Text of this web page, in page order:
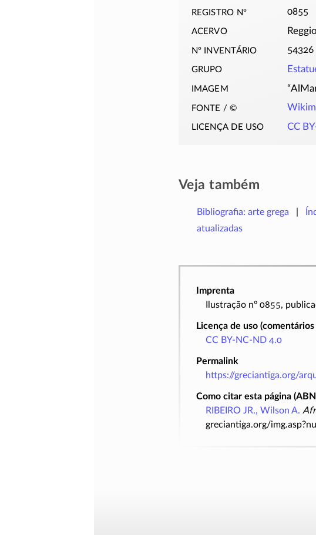
registro nº 0855
acervo
nº inventário 54326
grupo
imagem
fonte / ©
licença de uso CC
Veja também
Bibliografia: arte grega
atualizadas
Imprenta
Ilustração nº 0855,
Licença de uso
CC BY-NC-ND 4.0
Permalink
https://greciantiga.org/
Como citar esta página
RIBEIRO JR., Wilson A.
greciantiga.org/